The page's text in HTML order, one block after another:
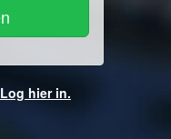
Log hier in.